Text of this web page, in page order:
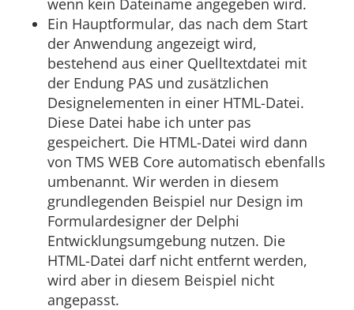
Ein Hauptformular, das nach dem Start
der Anwendung angezeigt wird,
bestehend aus einer Quelltextdatei mit
der Endung PAS und zusätzlichen
Designelementen in einer HTML-Datei.
Diese Datei habe ich unter pas
gespeichert. Die HTML-Datei wird dann
von TMS WEB Core automatisch ebenfalls
umbenannt. Wir werden in diesem
grundlegenden Beispiel nur Design im
Formulardesigner der Delphi
Entwicklungsumgebung nutzen. Die
HTML-Datei darf nicht entfernt werden,
wird aber in diesem Beispiel nicht
angepasst.